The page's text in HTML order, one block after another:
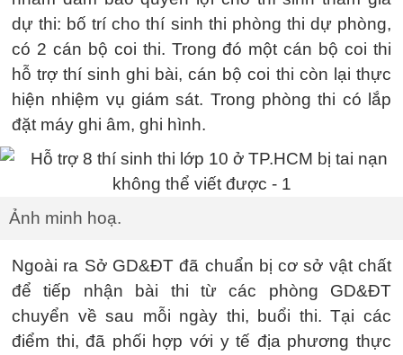
dự thi: bố trí cho thí sinh thi phòng thi dự phòng,
có 2 cán bộ coi thi. Trong đó một cán bộ coi thi
hỗ trợ thí sinh ghi bài, cán bộ coi thi còn lại thực
hiện nhiệm vụ giám sát. Trong phòng thi có lắp
đặt máy ghi âm, ghi hình.
Ảnh minh hoạ.
Ngoài ra Sở GD&ĐT đã chuẩn bị cơ sở vật chất
để tiếp nhận bài thi từ các phòng GD&ĐT
chuyển về sau mỗi ngày thi, buổi thi. Tại các
điểm thi, đã phối hợp với y tế địa phương thực